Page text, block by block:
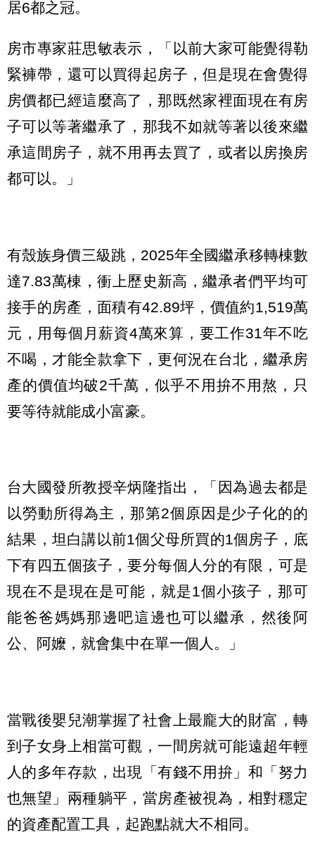
居6都之冠。
房市專家莊思敏表示，「以前大家可能覺得勒
緊褲帶，還可以買得起房子，但是現在會覺得
房價都已經這麼高了，那既然家裡面現在有房
子可以等著繼承了，那我不如就等著以後來繼
承這間房子，就不用再去買了，或者以房換房
都可以。」
有殼族身價三級跳，2025年全國繼承移轉棟數
達7.83萬棟，衝上歷史新高，繼承者們平均可
接手的房產，面積有42.89坪，價值約1,519萬
元，用每個月薪資4萬來算，要工作31年不吃
不喝，才能全款拿下，更何況在台北，繼承房
產的價值均破2千萬，似乎不用拚不用熬，只
要等待就能成小富豪。
台大國發所教授辛炳隆指出，「因為過去都是
以勞動所得為主，那第2個原因是少子化的的
結果，坦白講以前1個父母所買的1個房子，底
下有四五個孩子，要分每個人分的有限，可是
現在不是現在是可能，就是1個小孩子，那可
能爸爸媽媽那邊吧這邊也可以繼承，然後阿
公、阿嬤，就會集中在單一個人。」
當戰後嬰兒潮掌握了社會上最龐大的財富，轉
到子女身上相當可觀，一間房就可能遠超年輕
人的多年存款，出現「有錢不用拚」和「努力
也無望」兩種躺平，當房產被視為，相對穩定
的資產配置工具，起跑點就大不相同。